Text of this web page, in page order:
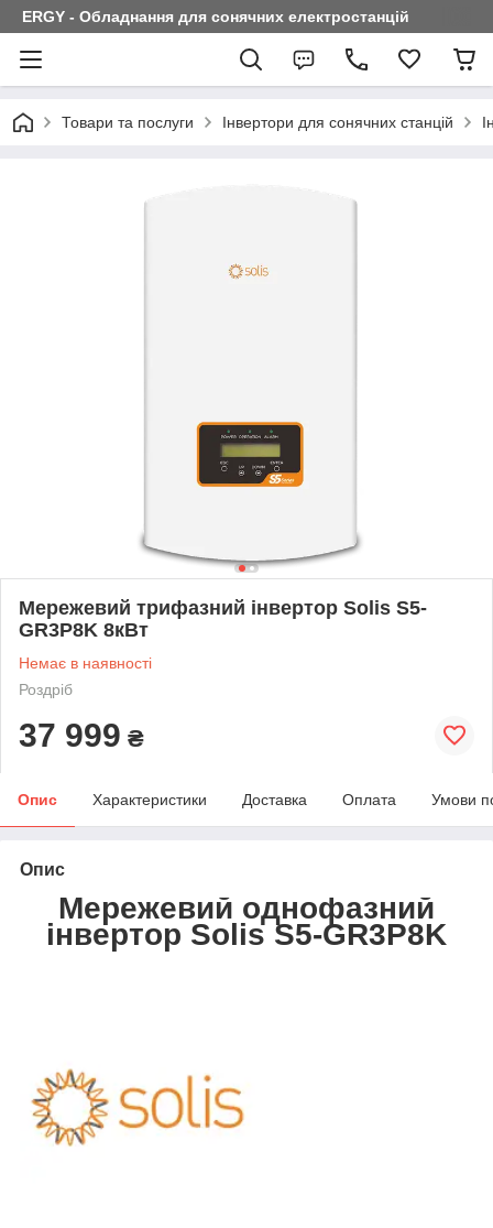
ERGY - Обладнання для сонячних електростанцій
Товари та послуги Інвертори для сонячних станцій
Мережевий трифазний інвертор Solis S5-
GR3P8K 8кВт
Немає в наявності
Роздріб
37 999 ₴
Опис Характеристики Доставка Оплата Умови
Опис
Мережевий однофазний
інвертор Solis S5-GR3P8K